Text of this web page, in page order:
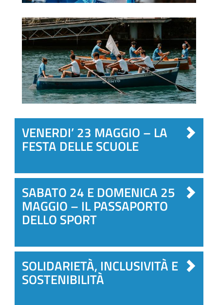
VENERDI’ 23 MAGGIO – LA
FESTA DELLE SCUOLE
SABATO 24 E DOMENICA 25
MAGGIO – IL PASSAPORTO
DELLO SPORT
SOLIDARIETÀ, INCLUSIVITÀ E
SOSTENIBILITÀ